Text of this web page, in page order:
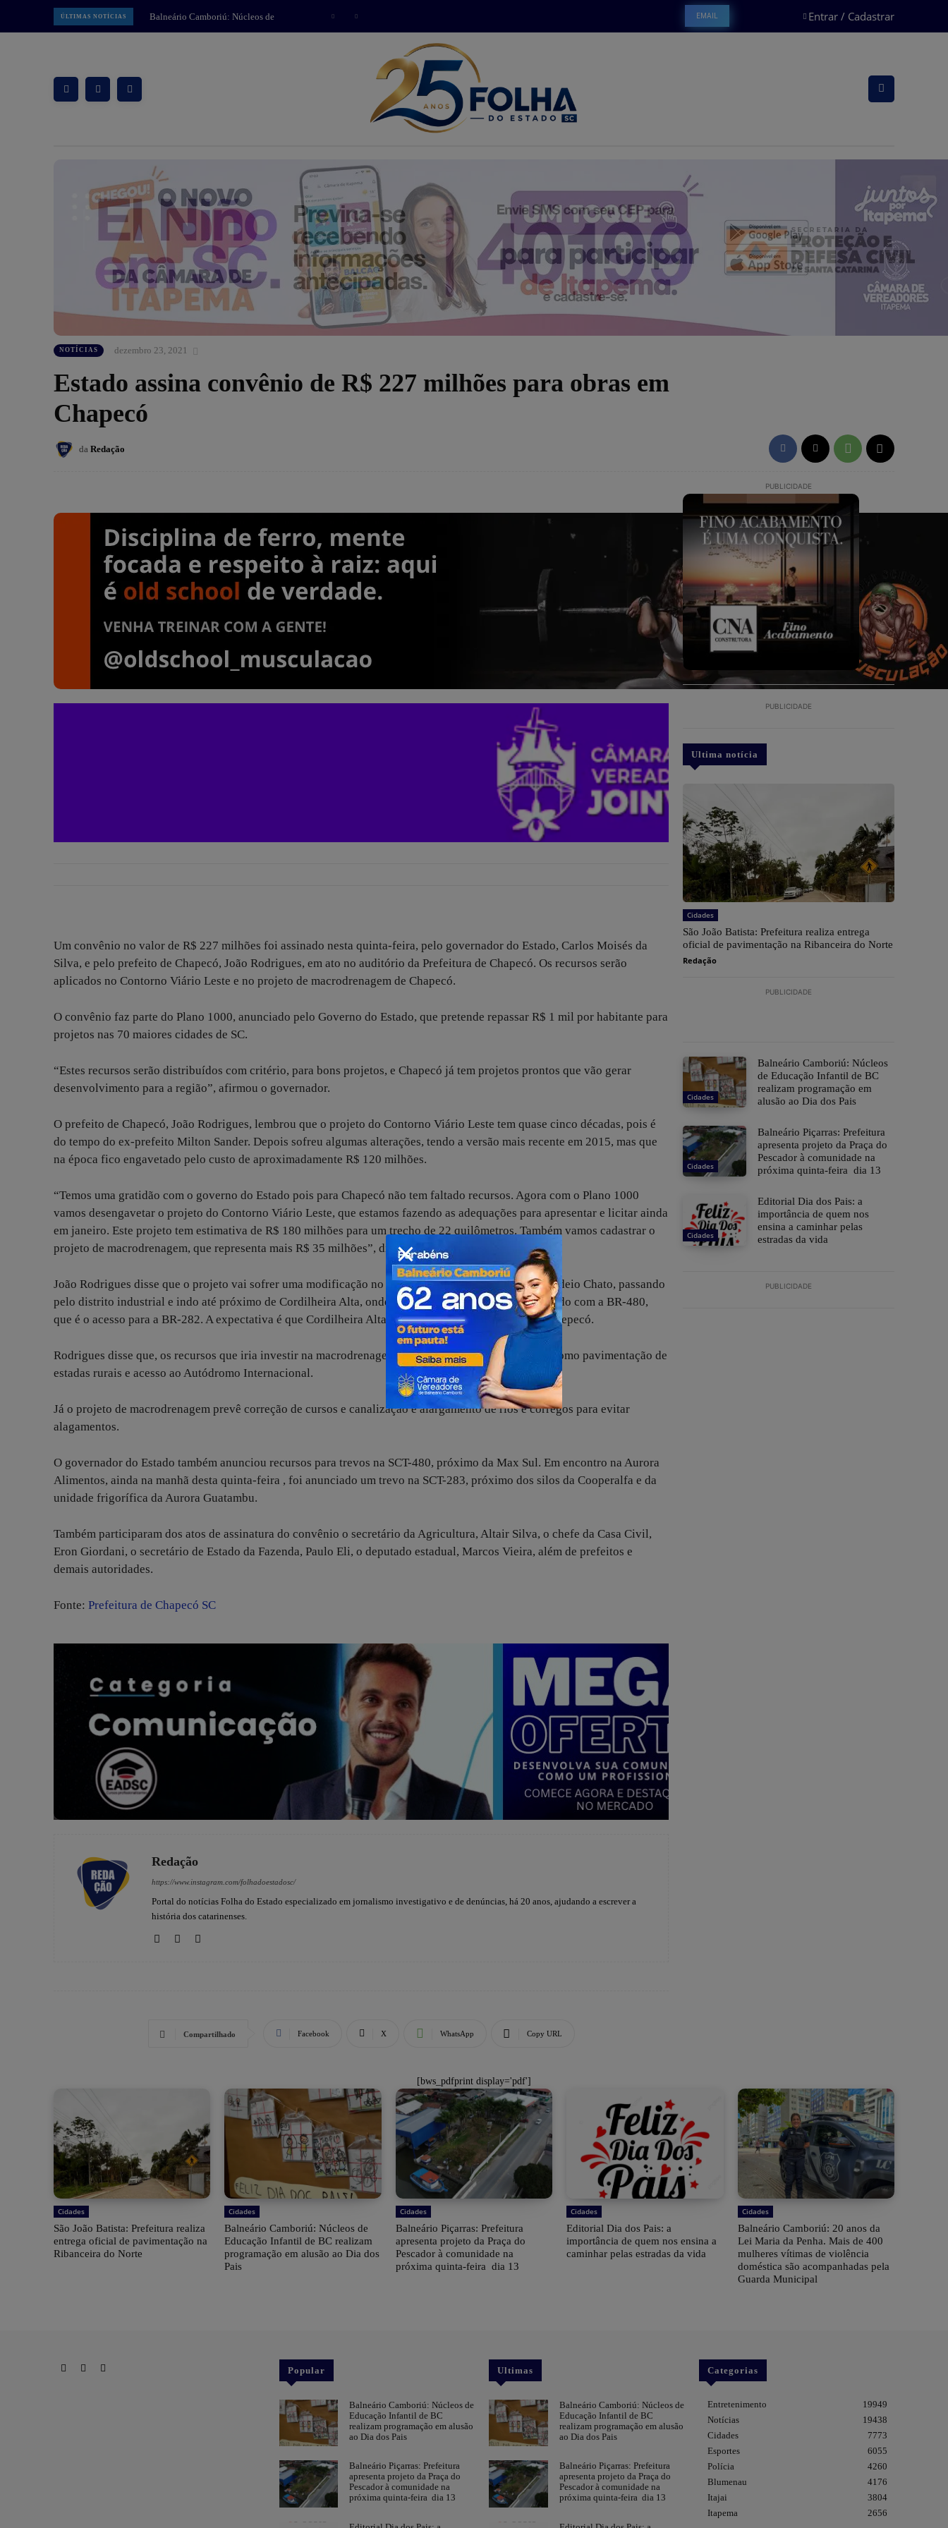
ÚLTIMAS NOTÍCIAS
Balneário Camboriú: Núcleos de
Educação Infantil de BC realizam
Balneário Piçarras: Prefeitura
apresenta projeto da Praça do
EMAIL Entrar / Cadastrar
NOTÍCIAS dezembro 23, 2021
Estado assina convênio de R$ 227 milhões para obras em
Chapecó
da Redação
Um convênio no valor de R$ 227 milhões foi assinado nesta quinta-feira, pelo governador do Estado, Carlos Moisés da
Silva, e pelo prefeito de Chapecó, João Rodrigues, em ato no auditório da Prefeitura de Chapecó. Os recursos serão
aplicados no Contorno Viário Leste e no projeto de macrodrenagem de Chapecó.
O convênio faz parte do Plano 1000, anunciado pelo Governo do Estado, que pretende repassar R$ 1 mil por habitante para
projetos nas 70 maiores cidades de SC.
“Estes recursos serão distribuídos com critério, para bons projetos, e Chapecó já tem projetos prontos que vão gerar
desenvolvimento para a região”, afirmou o governador.
O prefeito de Chapecó, João Rodrigues, lembrou que o projeto do Contorno Viário Leste tem quase cinco décadas, pois é
do tempo do ex-prefeito Milton Sander. Depois sofreu algumas alterações, tendo a versão mais recente em 2015, mas que
na época fico engavetado pelo custo de aproximadamente R$ 120 milhões.
“Temos uma gratidão com o governo do Estado pois para Chapecó não tem faltado recursos. Agora com o Plano 1000
vamos desengavetar o projeto do Contorno Viário Leste, que estamos fazendo as adequações para apresentar e licitar ainda
em janeiro. Este projeto tem estimativa de R$ 180 milhões para um trecho de 22 quilômetros. Também vamos cadastrar o
projeto de macrodrenagem, que representa mais R$ 35 milhões”, disse João Rodrigues.
João Rodrigues disse que o projeto vai sofrer uma modificação no traçado, saíndo da SCT-480, no Rodeio Chato, passando
pelo distrito industrial e indo até próximo de Cordilheira Alta, onde vira para sair no Belvedere, ligando com a BR-480,
que é o acesso para a BR-282. A expectativa é que Cordilheira Alta faça a ligação da BR-282 com Chaepecó.
Rodrigues disse que, os recursos que iria investir na macrodrenagem vai destinar para outras obras, como pavimentação de
estadas rurais e acesso ao Autódromo Internacional.
Já o projeto de macrodrenagem prevê correção de cursos e canalização e alargamento de rios e córregos para evitar
alagamentos.
O governador do Estado também anunciou recursos para trevos na SCT-480, próximo da Max Sul. Em encontro na Aurora
Alimentos, ainda na manhã desta quinta-feira , foi anunciado um trevo na SCT-283, próximo dos silos da Cooperalfa e da
unidade frigorífica da Aurora Guatambu.
Também participaram dos atos de assinatura do convênio o secretário da Agricultura, Altair Silva, o chefe da Casa Civil,
Eron Giordani, o secretário de Estado da Fazenda, Paulo Eli, o deputado estadual, Marcos Vieira, além de prefeitos e
demais autoridades.
Fonte: Prefeitura de Chapecó SC
Redação
https://www.instagram.com/folhadoestadosc/
Portal do notícias Folha do Estado especializado em jornalismo investigativo e de denúncias, há 20 anos, ajudando a escrever a
história dos catarinenses.
Compartilhado Facebook X WhatsApp Copy URL
PUBLICIDADE
PUBLICIDADE
Ultima notícia
Cidades
São João Batista: Prefeitura realiza entrega
oficial de pavimentação na Ribanceira do Norte
Redação
PUBLICIDADE
Cidades
Balneário Camboriú: Núcleos
de Educação Infantil de BC
realizam programação em
alusão ao Dia dos Pais
Cidades
Balneário Piçarras: Prefeitura
apresenta projeto da Praça do
Pescador à comunidade na
próxima quinta-feira dia 13
Cidades
Editorial Dia dos Pais: a
importância de quem nos
ensina a caminhar pelas
estradas da vida
PUBLICIDADE
[bws_pdfprint display='pdf']
Cidades
São João Batista: Prefeitura realiza
entrega oficial de pavimentação na
Ribanceira do Norte
Cidades
Balneário Camboriú: Núcleos de
Educação Infantil de BC realizam
programação em alusão ao Dia dos
Pais
Cidades
Balneário Piçarras: Prefeitura
apresenta projeto da Praça do
Pescador à comunidade na
próxima quinta-feira dia 13
Cidades
Editorial Dia dos Pais: a
importância de quem nos ensina a
caminhar pelas estradas da vida
Cidades
Balneário Camboriú: 20 anos da
Lei Maria da Penha. Mais de 400
mulheres vítimas de violência
doméstica são acompanhadas pela
Guarda Municipal
Popular
Balneário Camboriú: Núcleos de
Educação Infantil de BC
realizam programação em alusão
ao Dia dos Pais
Balneário Piçarras: Prefeitura
apresenta projeto da Praça do
Pescador à comunidade na
próxima quinta-feira dia 13
Ultimas
Balneário Camboriú: Núcleos de
Educação Infantil de BC
realizam programação em alusão
ao Dia dos Pais
Balneário Piçarras: Prefeitura
apresenta projeto da Praça do
Pescador à comunidade na
próxima quinta-feira dia 13
Categorias
Entretenimento
19949
Notícias
19438
Cidades
7773
Esportes
6055
Polícia
4260
Blumenau
4176
Itajai
3804
Itapema
2656